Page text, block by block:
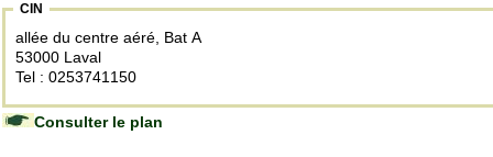
CIN
allée du centre aéré, Bat A
53000 Laval
Tel : 0253741150
Consulter le plan